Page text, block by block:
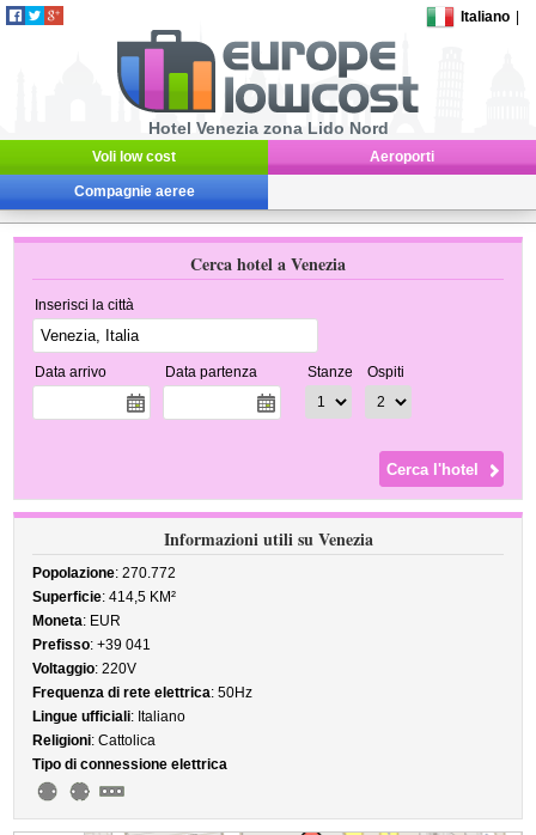
Italiano
Hotel Venezia zona Lido Nord
Voli low cost Aeroporti
Compagnie aeree
Cerca hotel a Venezia
Inserisci la città
Data arrivo Data partenza Stanze Ospiti
Informazioni utili su Venezia
Popolazione: 270.772
Superficie: 414,5 KM²
Moneta: EUR
Prefisso: +39 041
Voltaggio: 220V
Frequenza di rete elettrica: 50Hz
Lingue ufficiali: Italiano
Religioni: Cattolica
Tipo di connessione elettrica